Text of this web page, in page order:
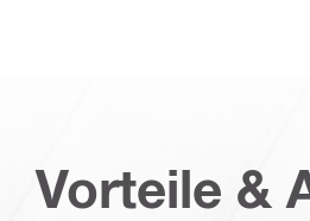
Vorteile &